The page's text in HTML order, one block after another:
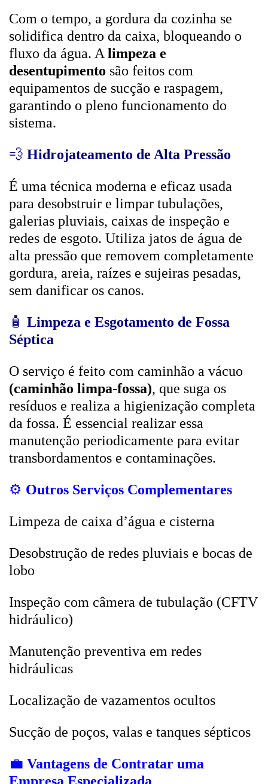
Com o tempo, a gordura da cozinha se
solidifica dentro da caixa, bloqueando o
fluxo da água. A limpeza e
desentupimento são feitos com
equipamentos de sucção e raspagem,
garantindo o pleno funcionamento do
sistema.
💨 Hidrojateamento de Alta Pressão
É uma técnica moderna e eficaz usada
para desobstruir e limpar tubulações,
galerias pluviais, caixas de inspeção e
redes de esgoto. Utiliza jatos de água de
alta pressão que removem completamente
gordura, areia, raízes e sujeiras pesadas,
sem danificar os canos.
🧴 Limpeza e Esgotamento de Fossa
Séptica
O serviço é feito com caminhão a vácuo
(caminhão limpa-fossa), que suga os
resíduos e realiza a higienização completa
da fossa. É essencial realizar essa
manutenção periodicamente para evitar
transbordamentos e contaminações.
⚙️ Outros Serviços Complementares
Limpeza de caixa d’água e cisterna
Desobstrução de redes pluviais e bocas de
lobo
Inspeção com câmera de tubulação (CFTV
hidráulico)
Manutenção preventiva em redes
hidráulicas
Localização de vazamentos ocultos
Sucção de poços, valas e tanques sépticos
💼 Vantagens de Contratar uma